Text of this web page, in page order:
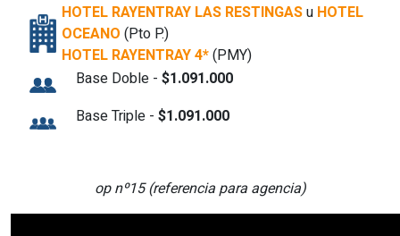
HOTEL RAYENTRAY LAS RESTINGASu HOTEL
OCEANO (Pto P.)
HOTEL RAYENTRAY 4*(PMY)
Base Doble - $1.091.000
Base Triple - $1.091.000
op nº15 (referencia para agencia)